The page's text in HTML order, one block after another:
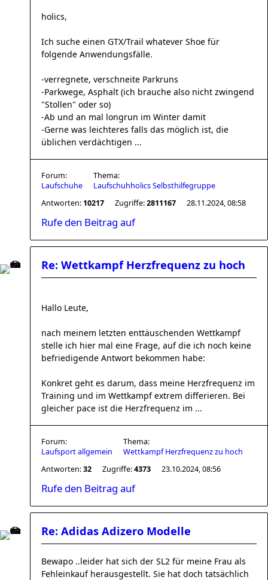
holics,
Ich suche einen GTX/Trail whatever Shoe für
folgende Anwendungsfälle.
-verregnete, verschneite Parkruns
-Parkwege, Asphalt (ich brauche also nicht zwingend
"Stollen" oder so)
-Ab und an mal longrun im Winter damit
-Gerne was leichteres falls das möglich ist, die
üblichen verdächtigen ...
Forum:
Laufschuhe
Thema:
Laufschuhholics Selbsthilfegruppe
Antworten: 10217 Zugriffe:2811167 28.11.2024, 08:58
Rufe den Beitrag auf
Re: Wettkampf Herzfrequenz zu hoch
Hallo Leute,
nach meinem letzten enttäuschenden Wettkampf
stelle ich hier mal eine Frage, auf die ich noch keine
befriedigende Antwort bekommen habe:
Konkret geht es darum, dass meine Herzfrequenz im
Training und im Wettkampf extrem differieren. Bei
gleicher pace ist die Herzfrequenz im ...
Forum:
Laufsport allgemein
Thema:
Wettkampf Herzfrequenz zu hoch
Antworten:32 Zugriffe:4373 23.10.2024, 08:56
Rufe den Beitrag auf
Re: Adidas Adizero Modelle
Bewapo ..leider hat sich der SL2 für meine Frau als
Fehleinkauf herausgestellt. Sie hat doch tatsächlich